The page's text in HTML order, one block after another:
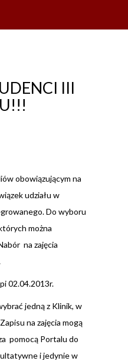
III
obowiązującym na
udziału w
Do wyboru
można
na zajęcia
02.04.2013r.
jedną z Klinik, w
na zajęcia mogą
pomocą Portalu do
i jedynie w